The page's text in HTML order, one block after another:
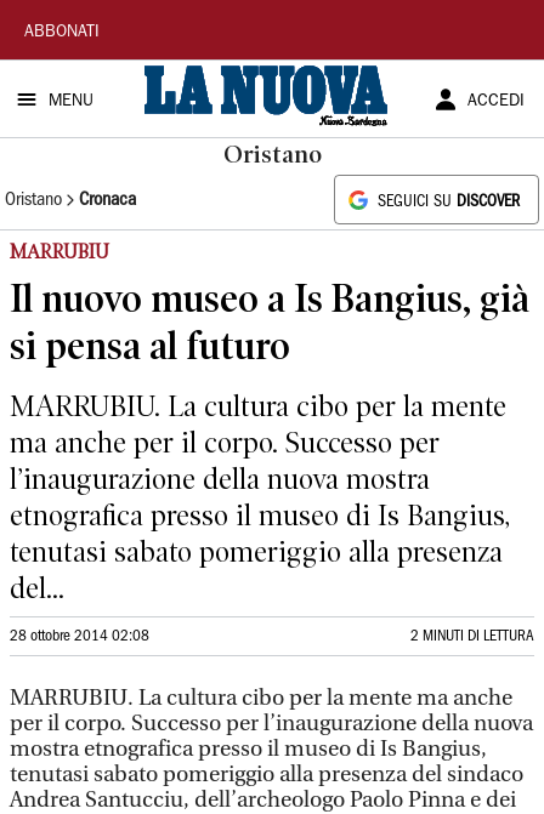
La
Nuova
Sardegna
ABBONATI
MENU ACCEDI
Oristano
Oristano Cronaca SEGUICI SU DISCOVER
MARRUBIU
Il nuovo museo a Is Bangius, già
si pensa al futuro
MARRUBIU. La cultura cibo per la mente
ma anche per il corpo. Successo per
l’inaugurazione della nuova mostra
etnografica presso il museo di Is Bangius,
tenutasi sabato pomeriggio alla presenza
del...
28 ottobre 2014 02:08 2 MINUTI DI LETTURA
MARRUBIU. La cultura cibo per la mente ma anche
per il corpo. Successo per l’inaugurazione della nuova
mostra etnografica presso il museo di Is Bangius,
tenutasi sabato pomeriggio alla presenza del sindaco
Andrea Santucciu, dell’archeologo Paolo Pinna e dei